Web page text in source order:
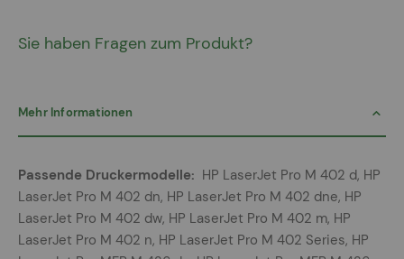
Sie haben Fragen zum Produkt?
Mehr Informationen
Mehr
Informationen
HP LaserJet Pro M 402 d, HP
LaserJet Pro M 402 dn, HP LaserJet Pro M 402 dne, HP
LaserJet Pro M 402 dw, HP LaserJet Pro M 402 m, HP
LaserJet Pro M 402 n, HP LaserJet Pro M 402 Series, HP